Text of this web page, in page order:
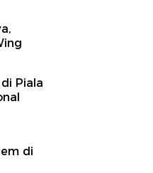
Piala
di